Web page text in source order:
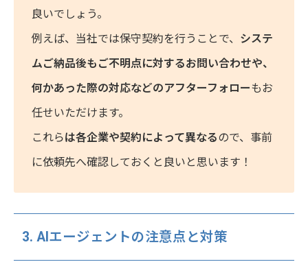
良いでしょう。
例えば、当社では保守契約を行うことで、 システ
ムご納品後もご不明点に対するお問い合わせや、
何かあった際の対応などのアフターフォローもお
任せいただけます。
これらは各企業や契約によって異なるので、事前
に依頼先へ確認しておくと良いと思います！
3. AIエージェントの注意点と対策